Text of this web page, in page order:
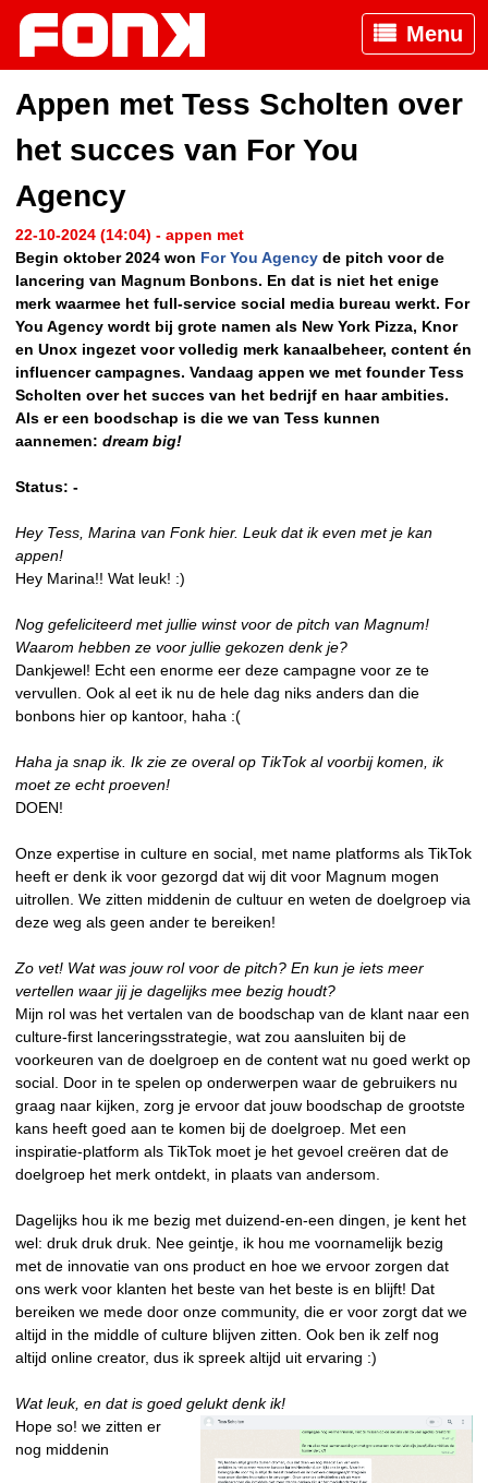
Menu
Appen met Tess Scholten over
het succes van For You
Agency
22-10-2024 (14:04) - appen met
Begin oktober 2024 won For You Agency de pitch voor de
lancering van Magnum Bonbons. En dat is niet het enige
merk waarmee het full-service social media bureau werkt. For
You Agency wordt bij grote namen als New York Pizza, Knor
en Unox ingezet voor volledig merk kanaalbeheer, content én
influencer campagnes. Vandaag appen we met founder Tess
Scholten over het succes van het bedrijf en haar ambities.
Als er een boodschap is die we van Tess kunnen
aannemen: dream big!
Status: -
Hey Tess, Marina van Fonk hier. Leuk dat ik even met je kan
appen!
Hey Marina!! Wat leuk! :)
Nog gefeliciteerd met jullie winst voor de pitch van Magnum!
Waarom hebben ze voor jullie gekozen denk je?
Dankjewel! Echt een enorme eer deze campagne voor ze te
vervullen. Ook al eet ik nu de hele dag niks anders dan die
bonbons hier op kantoor, haha :(
Haha ja snap ik. Ik zie ze overal op TikTok al voorbij komen, ik
moet ze echt proeven!
DOEN!
Onze expertise in culture en social, met name platforms als TikTok
heeft er denk ik voor gezorgd dat wij dit voor Magnum mogen
uitrollen. We zitten middenin de cultuur en weten de doelgroep via
deze weg als geen ander te bereiken!
Zo vet! Wat was jouw rol voor de pitch? En kun je iets meer
vertellen waar jij je dagelijks mee bezig houdt?
Mijn rol was het vertalen van de boodschap van de klant naar een
culture-first lanceringsstrategie, wat zou aansluiten bij de
voorkeuren van de doelgroep en de content wat nu goed werkt op
social. Door in te spelen op onderwerpen waar de gebruikers nu
graag naar kijken, zorg je ervoor dat jouw boodschap de grootste
kans heeft goed aan te komen bij de doelgroep. Met een
inspiratie-platform als TikTok moet je het gevoel creëren dat de
doelgroep het merk ontdekt, in plaats van andersom.
Dagelijks hou ik me bezig met duizend-en-een dingen, je kent het
wel: druk druk druk. Nee geintje, ik hou me voornamelijk bezig
met de innovatie van ons product en hoe we ervoor zorgen dat
ons werk voor klanten het beste van het beste is en blijft! Dat
bereiken we mede door onze community, die er voor zorgt dat we
altijd in the middle of culture blijven zitten. Ook ben ik zelf nog
altijd online creator, dus ik spreek altijd uit ervaring :)
Wat leuk, en dat is goed gelukt denk ik!
Hope so! we zitten er
nog middenin